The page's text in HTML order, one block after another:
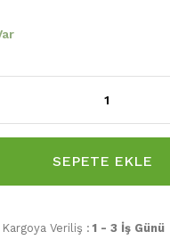
SEPETE EKLE
Veriliş : 1 - 3 İş Günü